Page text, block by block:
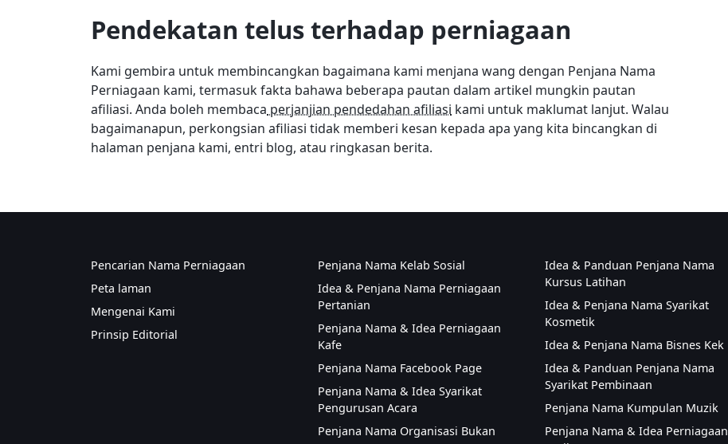
Pendekatan telus terhadap perniagaan
Kami gembira untuk membincangkan bagaimana kami menjana wang dengan Penjana Nama
Perniagaan kami, termasuk fakta bahawa beberapa pautan dalam artikel mungkin pautan
afiliasi. Anda boleh membaca perjanjian pendedahan afiliasi kami untuk maklumat lanjut. Walau
bagaimanapun, perkongsian afiliasi tidak memberi kesan kepada apa yang kita bincangkan di
halaman penjana kami, entri blog, atau ringkasan berita.
Pencarian Nama Perniagaan
Peta laman
Mengenai Kami
Prinsip Editorial
Penjana Nama Kelab Sosial
Idea & Penjana Nama Perniagaan
Pertanian
Penjana Nama & Idea Perniagaan
Kafe
Penjana Nama Facebook Page
Penjana Nama & Idea Syarikat
Pengurusan Acara
Penjana Nama Organisasi Bukan
Idea & Panduan Penjana Nama
Kursus Latihan
Idea & Penjana Nama Syarikat
Kosmetik
Idea & Penjana Nama Bisnes Kek
Idea & Panduan Penjana Nama
Syarikat Pembinaan
Penjana Nama Kumpulan Muzik
Penjana Nama & Idea Perniagaan